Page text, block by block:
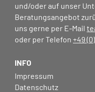
und/oder auf unser
Beratungsangebot
uns gerne per E-Mail
oder per Telefon +49
INFO
Impressum
Datenschutz